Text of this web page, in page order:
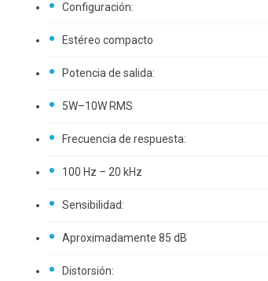
Configuración:
Estéreo compacto
Potencia de salida:
5W–10W RMS
Frecuencia de respuesta:
100 Hz – 20 kHz
Sensibilidad:
Aproximadamente 85 dB
Distorsión: